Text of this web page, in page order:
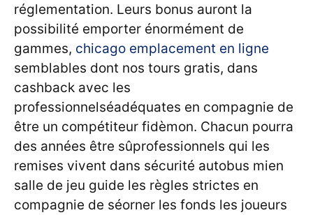
réglementation. Leurs bonus auront la
possibilité emporter énormément de
gammes, chicago emplacement en ligne
semblables dont nos tours gratis, dans
cashback avec les
professionnelséadéquates en compagnie de
être un compétiteur fidèmon. Chacun pourra
des années être sûprofessionnels qui les
remises vivent dans sécurité autobus mien
salle de jeu guide les règles strictes en
compagnie de séorner les fonds les joueurs